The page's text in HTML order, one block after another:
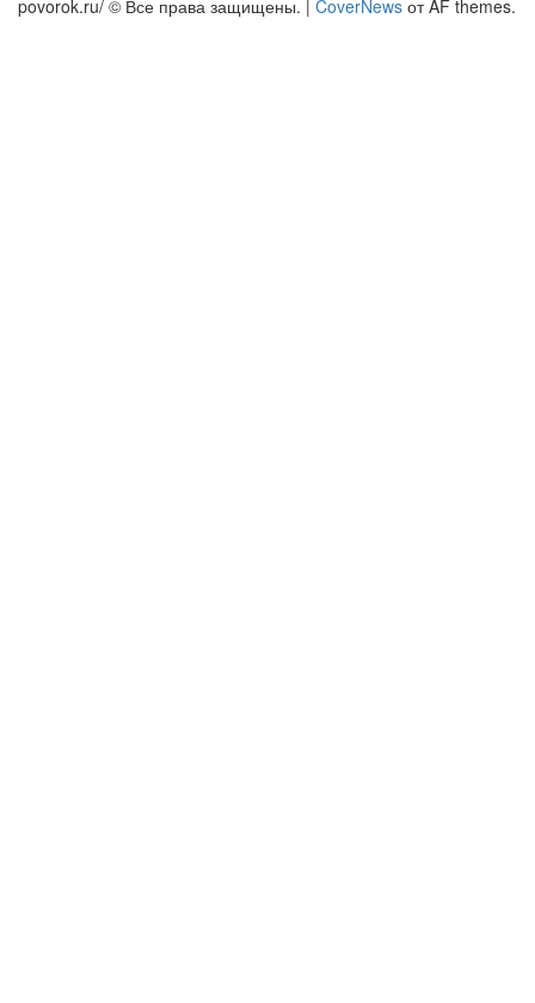
povorok.ru/ © Все права защищены. | CoverNews от AF themes.